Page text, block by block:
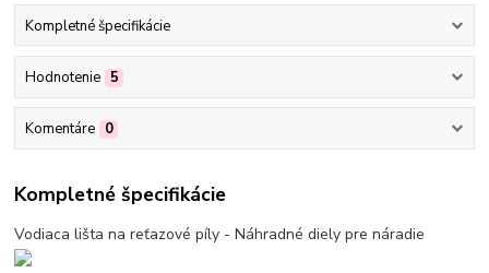
Kompletné špecifikácie
Hodnotenie 5
Komentáre 0
Kompletné špecifikácie
Vodiaca lišta na reťazové píly - Náhradné diely pre náradie